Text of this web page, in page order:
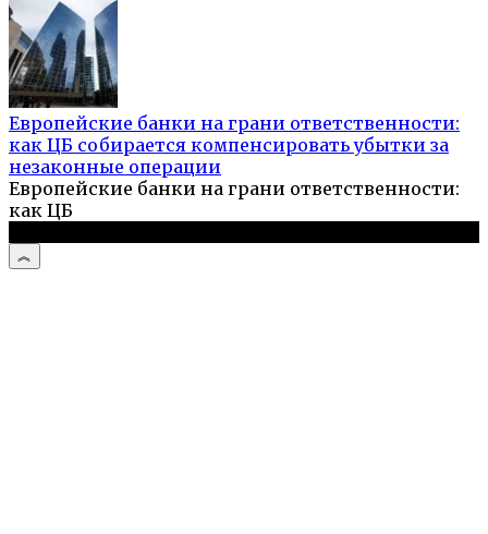
Европейские банки на грани ответственности:
как ЦБ собирается компенсировать убытки за
незаконные операции
Европейские банки на грани ответственности:
как ЦБ